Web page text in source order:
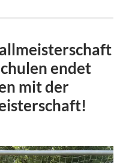
endet
mit der